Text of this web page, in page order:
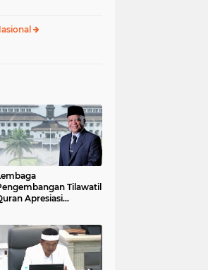
Tilawatil
Apresiasi
MTQ Jabar